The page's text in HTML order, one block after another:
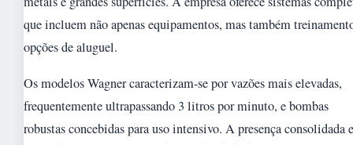
que incluem não apenas equipamentos, mas também
opções de aluguel.
Os modelos Wagner caracterizam-se por vazões mais elevadas,
frequentemente ultrapassando 3 litros por minuto, e bombas
robustas concebidas para uso intensivo. A presença consolidada